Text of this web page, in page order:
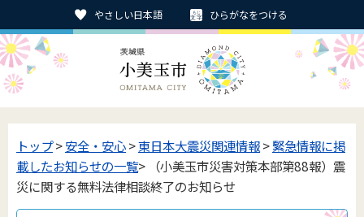
やさしい日本語 ひらがなをつける
トップ>安全・安心>東日本大震災関連情報>緊急情報に掲
載したお知らせの一覧> （小美玉市災害対策本部第88報）震
災に関する無料法律相談終了のお知らせ